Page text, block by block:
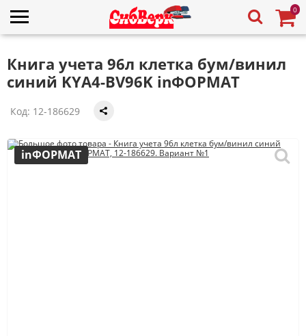
0
Книга учета 96л клетка бум/винил
синий KYA4-BV96K inФОРМАТ
Код: 12-186629
inФОРМАТ